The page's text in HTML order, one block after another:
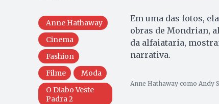
Anne Hathaway
Cinema
Fashion
Filme
Moda
O Diabo Veste
Padra 2
Em uma das fotos,
obras de Mondrian,
da alfaiataria,
narrativa.
Anne Hathaway como Andy